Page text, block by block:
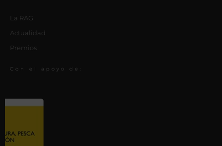
La RAG
Actualidad
Premios
Con el apoyo de: